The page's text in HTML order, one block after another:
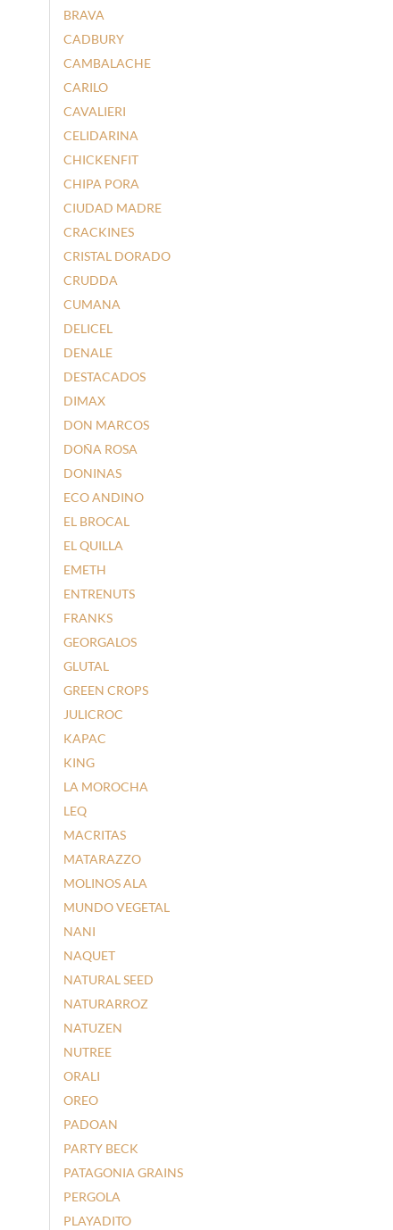
BRAVA
CADBURY
CAMBALACHE
CARILO
CAVALIERI
CELIDARINA
CHICKENFIT
CHIPA PORA
CIUDAD MADRE
CRACKINES
CRISTAL DORADO
CRUDDA
CUMANA
DELICEL
DENALE
DESTACADOS
DIMAX
DON MARCOS
DOÑA ROSA
DONINAS
ECO ANDINO
EL BROCAL
EL QUILLA
EMETH
ENTRENUTS
FRANKS
GEORGALOS
GLUTAL
GREEN CROPS
JULICROC
KAPAC
KING
LA MOROCHA
LEQ
MACRITAS
MATARAZZO
MOLINOS ALA
MUNDO VEGETAL
NANI
NAQUET
NATURAL SEED
NATURARROZ
NATUZEN
NUTREE
ORALI
OREO
PADOAN
PARTY BECK
PATAGONIA GRAINS
PERGOLA
PLAYADITO